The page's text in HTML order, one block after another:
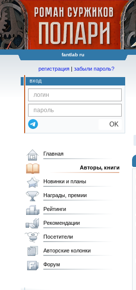
fantlab ru
регистрация | забыли пароль?
вход
OK
Главная
Авторы, книги
Новинки и планы
Награды, премии
Рейтинги
Рекомендации
Посетители
Авторские колонки
Форум